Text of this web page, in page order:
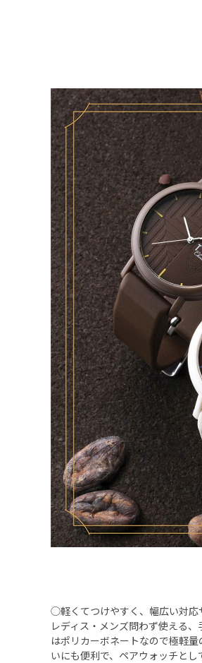
◯軽くてつけやすく、幅広い対応
レディス・メンズ問わず使える
はポリカーボネートなので極軽
いにも便利で、ペアウォッチとし